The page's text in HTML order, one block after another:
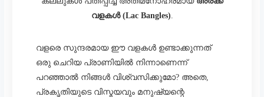
വളകൾ (Lac Bangles)
വളരെ സുന്ദരമായ ഈ വളകൾ ഉണ്ടാക്കുന്നത്
ഒരു ചെറിയ പ്രാണിയിൽ നിന്നാണെന്ന്
പറഞ്ഞാൽ നിങ്ങൾ വിശ്വസിക്കുമോ? അതെ,
പ്രകൃതിയുടെ വിസ്മയവും മനുഷ്യന്റെ